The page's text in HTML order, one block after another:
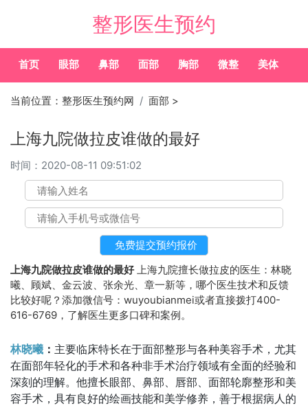
整形医生预约
首页 眼部 鼻部 面部 胸部 微整 美体
当前位置： 整形医生预约网 面部 >
上海九院做拉皮谁做的最好
时间： 2020-08-11 09:51:02
上海九院做拉皮谁做的最好上海九院擅长做拉皮的医生：林晓
曦、顾斌、金云波、张余光、章一新等，哪个医生技术和反馈
比较好呢？添加微信号：wuyoubianmei或者直接拨打400-
616-6769，了解医生更多口碑和案例。
林晓曦 ： 主要临床特长在于面部整形与各种美容手术，尤其
在面部年轻化的手术和各种非手术治疗领域有全面的经验和
深刻的理解。他擅长眼部、鼻部、唇部、面部轮廓整形和美
容手术，具有良好的绘画技能和美学修养，善于根据病人的